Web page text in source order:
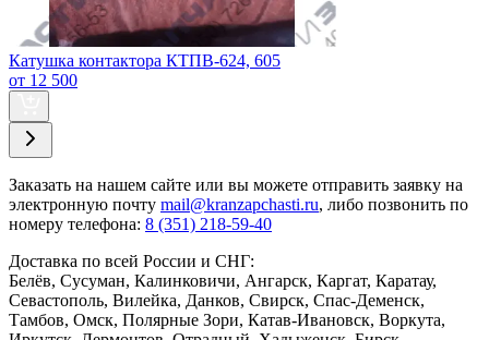
Катушка контактора КТПВ-624, 605
от 12 500
Заказать на нашем сайте или вы можете отправить заявку на
электронную почту mail@kranzapchasti.ru, либо позвонить по
номеру телефона: 8 (351) 218-59-40
Доставка по всей России и СНГ:
Белёв, Сусуман, Калинковичи, Ангарск, Каргат, Каратау,
Севастополь, Вилейка, Данков, Свирск, Спас-Деменск,
Тамбов, Омск, Полярные Зори, Катав-Ивановск, Воркута,